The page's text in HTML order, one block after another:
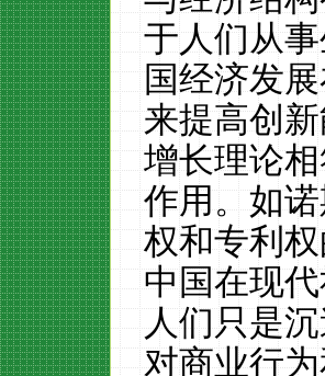
于人们从
国经济发
来提高创
增长理论
作用。如
权和专利
中国在现
人们只是
对商业行